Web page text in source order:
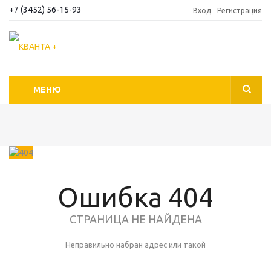
+7 (3452) 56-15-93 Вход Регистрация
МЕНЮ
Ошибка 404
СТРАНИЦА НЕ НАЙДЕНА
Неправильно набран адрес или такой